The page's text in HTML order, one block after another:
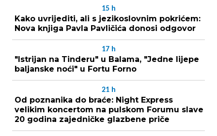
15 h
Kako uvrijediti, ali s jezikoslovnim pokrićem:
Nova knjiga Pavla Pavličića donosi odgovor
17 h
"Istrijan na Tinderu" u Balama, "Jedne lijepe
baljanske noći" u Fortu Forno
21 h
Od poznanika do braće: Night Express
velikim koncertom na pulskom Forumu slave
20 godina zajedničke glazbene priče